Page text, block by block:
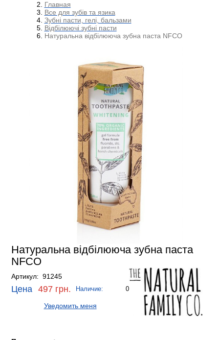
Главная
Все для зубів та язика
Зубні пасти, гелі, бальзами
Відбілюючі зубні пасти
Натуральна відбілююча зубна паста NFCO
Натуральна відбілююча зубна паста
NFCO
Артикул: 91245
Цена 497 грн. Наличие: 0
Уведомить меня